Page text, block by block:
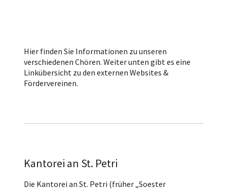
Hier finden Sie Informationen zu unseren
verschiedenen Chören. Weiter unten gibt es eine
Linkübersicht zu den externen Websites &
Fördervereinen.
Kantorei an St. Petri
Die Kantorei an St. Petri (früher „Soester